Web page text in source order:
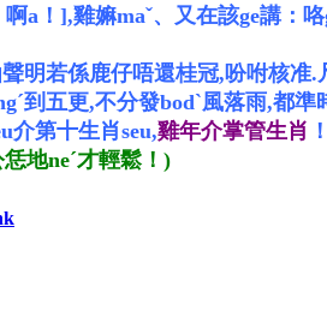
a！],雞嫲maˇ、又在該ge講：
明若係鹿仔唔還桂冠,吩咐核准
到五更,不分發bodˋ風落雨,都準
介第十生肖seu,雞年介掌管生肖 ！
地neˊ才輕鬆！)